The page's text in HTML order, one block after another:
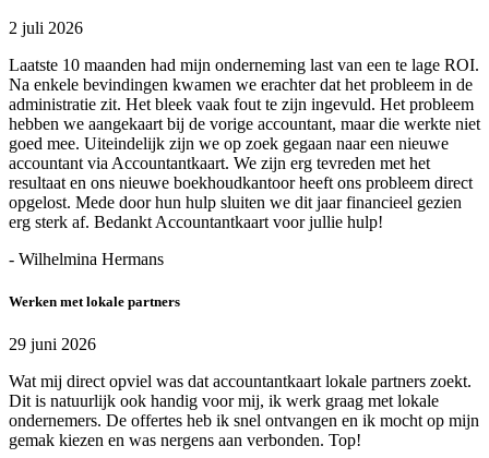
2 juli 2026
Laatste 10 maanden had mijn onderneming last van een te lage ROI.
Na enkele bevindingen kwamen we erachter dat het probleem in de
administratie zit. Het bleek vaak fout te zijn ingevuld. Het probleem
hebben we aangekaart bij de vorige accountant, maar die werkte niet
goed mee. Uiteindelijk zijn we op zoek gegaan naar een nieuwe
accountant via Accountantkaart. We zijn erg tevreden met het
resultaat en ons nieuwe boekhoudkantoor heeft ons probleem direct
opgelost. Mede door hun hulp sluiten we dit jaar financieel gezien
erg sterk af. Bedankt Accountantkaart voor jullie hulp!
- Wilhelmina Hermans
Werken met lokale partners
29 juni 2026
Wat mij direct opviel was dat accountantkaart lokale partners zoekt.
Dit is natuurlijk ook handig voor mij, ik werk graag met lokale
ondernemers. De offertes heb ik snel ontvangen en ik mocht op mijn
gemak kiezen en was nergens aan verbonden. Top!